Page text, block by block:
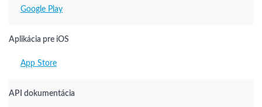
Google Play
Aplikácia pre iOS
App Store
API dokumentácia